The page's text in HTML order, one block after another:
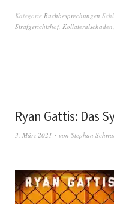
Kategorie Buchbesprechungen
Strafgerichtshof, Kollateralschaden,
Ryan Gattis: Das
3. März 2021 von Stephan